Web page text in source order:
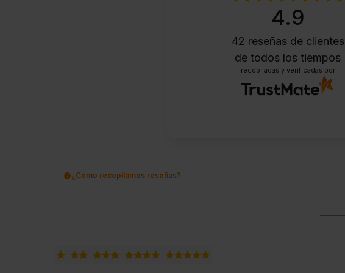
4.9
42 reseñas de clientes
de todos los tiempos
recopiladas y verificadas por
¿Cómo recopilamos reseñas?